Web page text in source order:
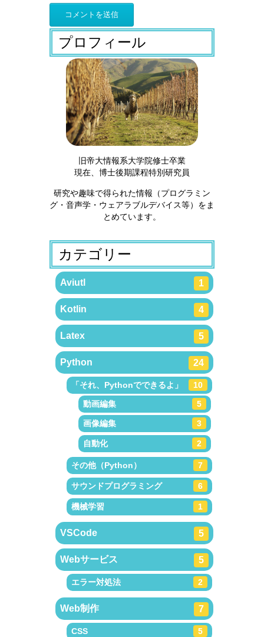
プロフィール
旧帝大情報系大学院修士卒業
現在、博士後期課程特別研究員
研究や趣味で得られた情報（プログラミン
グ・音声学・ウェアラブルデバイス等）をま
とめています。
カテゴリー
Aviutl 1
Kotlin 4
Latex 5
Python 24
「それ、Pythonでできるよ」
10
動画編集
5
画像編集 3
自動化 2
その他（Python） 7
サウンドプログラミング 6
機械学習 1
VSCode 5
Webサービス 5
エラー対処法 2
Web制作 7
CSS 5